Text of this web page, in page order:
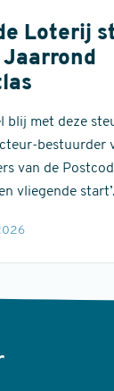
Loterij
blij met deze
bestuurder
van de
vliegende start’.